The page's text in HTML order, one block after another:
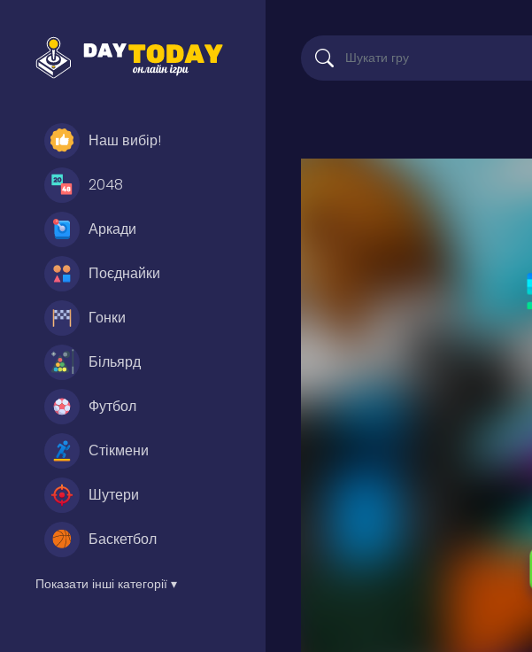
Наш вибір!
2048
Аркади
Поєднайки
Гонки
Більярд
Футбол
Стікмени
Шутери
Баскетбол
Показати інші категорії ▾